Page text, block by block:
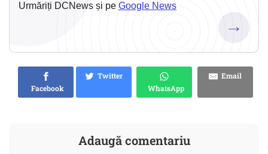
Urmăriți DCNews și pe Google News
→
Facebook
Twitter
WhatsApp
Email
Adaugă comentariu